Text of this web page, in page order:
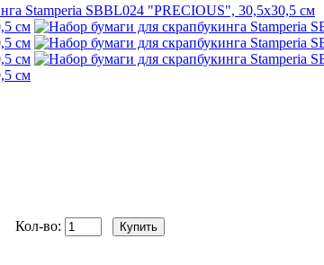
Кол-во: